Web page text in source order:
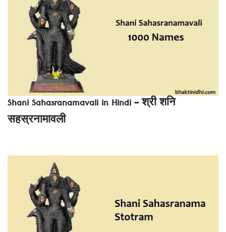
Shani Sahasranamavali in Hindi – श्री शनि
सहस्रनामावली